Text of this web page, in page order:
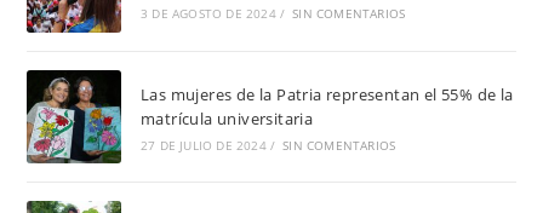
3 DE AGOSTO DE 2024 / SIN COMENTARIOS
Las mujeres de la Patria representan el 55% de la
matrícula universitaria
27 DE JULIO DE 2024 / SIN COMENTARIOS